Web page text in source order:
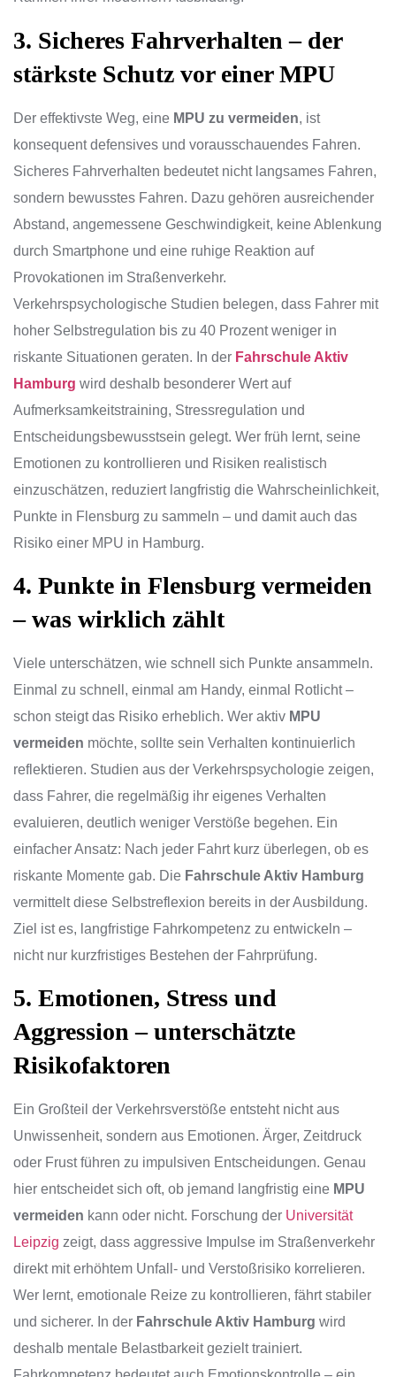
3. Sicheres Fahrverhalten – der
stärkste Schutz vor einer MPU
Der effektivste Weg, eine MPU zu vermeiden, ist
konsequent defensives und vorausschauendes Fahren.
Sicheres Fahrverhalten bedeutet nicht langsames Fahren,
sondern bewusstes Fahren. Dazu gehören ausreichender
Abstand, angemessene Geschwindigkeit, keine Ablenkung
durch Smartphone und eine ruhige Reaktion auf
Provokationen im Straßenverkehr.
Verkehrspsychologische Studien belegen, dass Fahrer mit
hoher Selbstregulation bis zu 40 Prozent weniger in
riskante Situationen geraten. In der Fahrschule Aktiv
Hamburg wird deshalb besonderer Wert auf
Aufmerksamkeitstraining, Stressregulation und
Entscheidungsbewusstsein gelegt. Wer früh lernt, seine
Emotionen zu kontrollieren und Risiken realistisch
einzuschätzen, reduziert langfristig die Wahrscheinlichkeit,
Punkte in Flensburg zu sammeln – und damit auch das
Risiko einer MPU in Hamburg.
4. Punkte in Flensburg vermeiden
– was wirklich zählt
Viele unterschätzen, wie schnell sich Punkte ansammeln.
Einmal zu schnell, einmal am Handy, einmal Rotlicht –
schon steigt das Risiko erheblich. Wer aktiv MPU
vermeiden möchte, sollte sein Verhalten kontinuierlich
reflektieren. Studien aus der Verkehrspsychologie zeigen,
dass Fahrer, die regelmäßig ihr eigenes Verhalten
evaluieren, deutlich weniger Verstöße begehen. Ein
einfacher Ansatz: Nach jeder Fahrt kurz überlegen, ob es
riskante Momente gab. Die Fahrschule Aktiv Hamburg
vermittelt diese Selbstreflexion bereits in der Ausbildung.
Ziel ist es, langfristige Fahrkompetenz zu entwickeln –
nicht nur kurzfristiges Bestehen der Fahrprüfung.
5. Emotionen, Stress und
Aggression – unterschätzte
Risikofaktoren
Ein Großteil der Verkehrsverstöße entsteht nicht aus
Unwissenheit, sondern aus Emotionen. Ärger, Zeitdruck
oder Frust führen zu impulsiven Entscheidungen. Genau
hier entscheidet sich oft, ob jemand langfristig eine MPU
vermeiden kann oder nicht. Forschung der Universität
Leipzig zeigt, dass aggressive Impulse im Straßenverkehr
direkt mit erhöhtem Unfall- und Verstoßrisiko korrelieren.
Wer lernt, emotionale Reize zu kontrollieren, fährt stabiler
und sicherer. In der Fahrschule Aktiv Hamburg wird
deshalb mentale Belastbarkeit gezielt trainiert.